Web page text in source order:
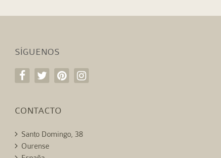
SÍGUENOS
CONTACTO
Santo Domingo, 38
Ourense